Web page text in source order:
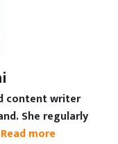
content writer
She regularly
Read more